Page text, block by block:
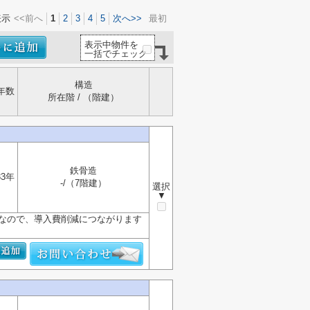
<<前へ 1 2 3 4 5 次へ>> 最初
表示中物件を
一括でチェック
数
構造
所在階 / （階建）
選択
▼
年
鉄骨造
-/（7階建）
ので、導入費削減につながります